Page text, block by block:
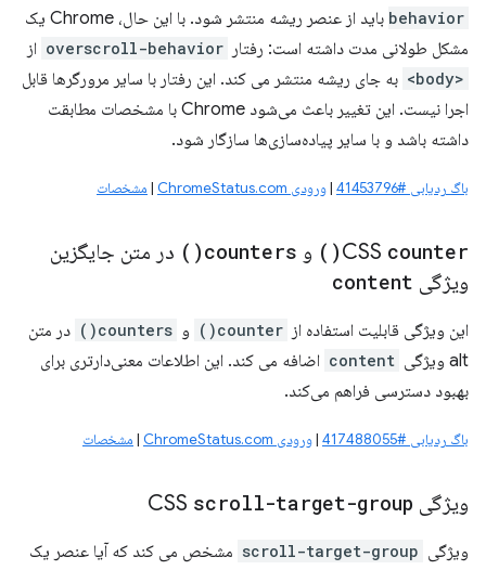
behavior
باید از عنصر ریشه منتشر شود. با این حال، Chrome یک
مشکل طولانی مدت داشته است: رفتار overscroll-behavior از
<body>
به جای ریشه منتشر می کند. این رفتار با سایر مرورگرها قابل
اجرا نیست. این تغییر باعث می‌شود Chrome با مشخصات مطابقت
داشته باشد و با سایر پیاده‌سازی‌ها سازگار شود.
باگ ردیابی #41453796 |ورودی ChromeStatus.com | مشخصات
CSS counter(
) و counters(
) در متن جایگزین
ویژگی content
این ویژگی قابلیت استفاده از counter() و counters()
در متن
alt ویژگی
content اضافه می کند. این اطلاعات معنی‌دارتری برای
بهبود دسترسی فراهم می‌کند.
باگ ردیابی #417488055 |ورودی ChromeStatus.com | مشخصات
ویژگی CSS scroll-target-group
ویژگی scroll-target-group مشخص می کند که آیا عنصر یک